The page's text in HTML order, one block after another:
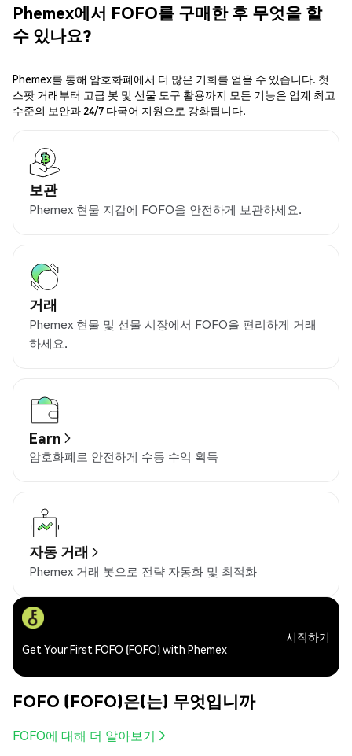
Phemex에서 FOFO를 구매한 후 무엇을 할
수 있나요?
Phemex를 통해 암호화폐에서 더 많은 기회를 얻을 수 있습니다. 첫
스팟 거래부터 고급 봇 및 선물 도구 활용까지 모든 기능은 업계 최고
수준의 보안과 24/7 다국어 지원으로 강화됩니다.
보관
Phemex 현물 지갑에 FOFO을 안전하게 보관하세요.
거래
Phemex 현물 및 선물 시장에서 FOFO을 편리하게 거래
하세요.
Earn
암호화폐로 안전하게 수동 수익 획득
자동 거래
Phemex 거래 봇으로 전략 자동화 및 최적화
Get Your First FOFO (FOFO) with Phemex
시작하기
FOFO (FOFO)은(는) 무엇입니까
FOFO에 대해 더 알아보기